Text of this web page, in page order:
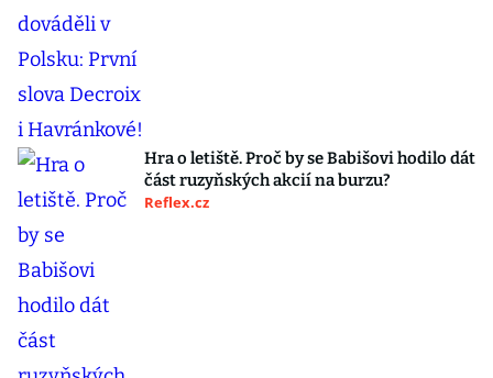
Hra o letiště. Proč by se Babišovi hodilo dát
část ruzyňských akcií na burzu?
Reflex.cz